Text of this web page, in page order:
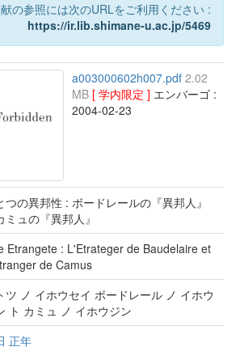
の参照には次のURLをご利用ください :
https://ir.lib.shimane-u.ac.jp/5469
a003000602h007.pdf 2.02
MB [ 学内限定 ] エンバーゴ :
2004-02-23
つの異邦性 : ボードレールの『異邦人』
ミュの『異邦人』
Etrangete : L'Etrateger de Baudelaire et
de Camus
ツ ノ イホウセイ ボードレール ノ イホウ
ト カミュ ノ イホウジン
正年